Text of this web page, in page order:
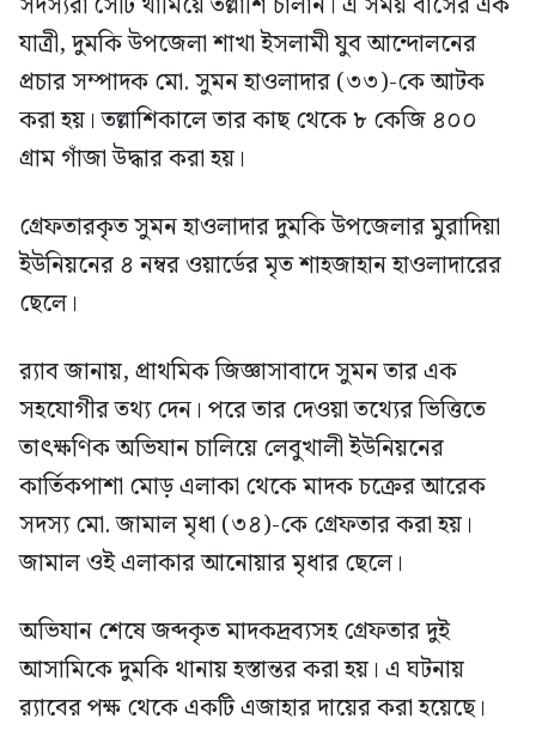
যাত্রী, দুমকি উপজেলা শাখা ইসলামী যুব আন্দোলনের
প্রচার সম্পাদক মো. সুমন হাওলাদার (৩৩)-কে আটক
করা হয়। তল্লাশিকালে তার কাছ থেকে ৮ কেজি ৪০০
গ্রাম গাঁজা উদ্ধার করা হয়।
গ্রেফতারকৃত সুমন হাওলাদার দুমকি উপজেলার মুরাদিয়া
ইউনিয়নের ৪ নম্বর ওয়ার্ডের মৃত শাহজাহান হাওলাদারের
ছেলে।
র‍্যাব জানায়, প্রাথমিক জিজ্ঞাসাবাদে সুমন তার এক
সহযোগীর তথ্য দেন। পরে তার দেওয়া তথ্যের ভিত্তিতে
তাৎক্ষণিক অভিযান চালিয়ে লেবুখালী ইউনিয়নের
কার্তিকপাশা মোড় এলাকা থেকে মাদক চক্রের আরেক
সদস্য মো. জামাল মৃধা (৩৪)-কে গ্রেফতার করা হয়।
জামাল ওই এলাকার আনোয়ার মৃধার ছেলে।
অভিযান শেষে জব্দকৃত মাদকদ্রব্যসহ গ্রেফতার দুই
আসামিকে দুমকি থানায় হস্তান্তর করা হয়। এ ঘটনায়
র‍্যাবের পক্ষ থেকে একটি এজাহার দায়ের করা হয়েছে।